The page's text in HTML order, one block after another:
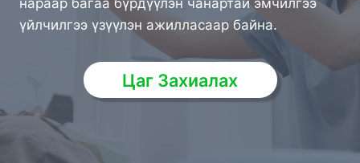
нараар багаа бүрдүүлэн чанартай эмчилгээ
үйлчилгээ үзүүлэн ажилласаар байна.
Цаг Захиалах